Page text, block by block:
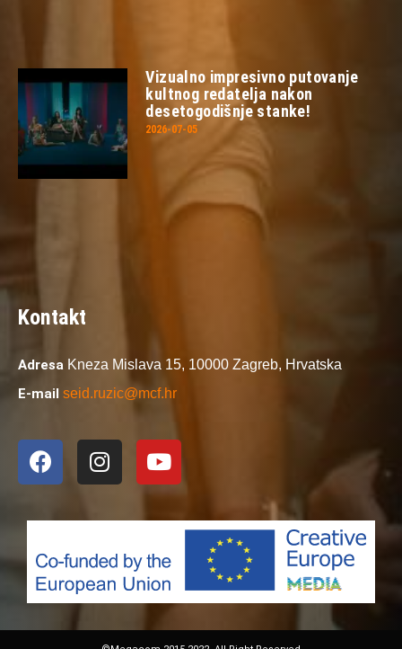
Vizualno impresivno putovanje
kultnog redatelja nakon
desetogodišnje stanke!
2026-07-05
Kontakt
Adresa Kneza Mislava 15, 10000 Zagreb, Hrvatska
E-mail seid.ruzic@mcf.hr